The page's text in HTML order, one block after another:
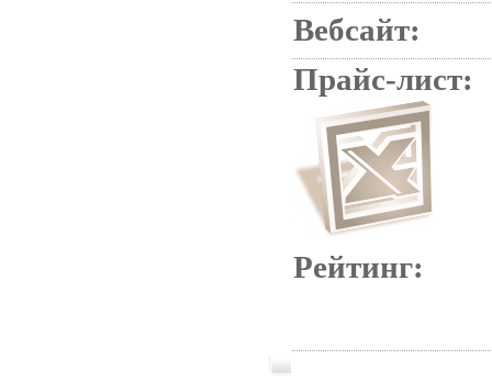
Вебсайт:
Прайс-лист:
Рейтинг: